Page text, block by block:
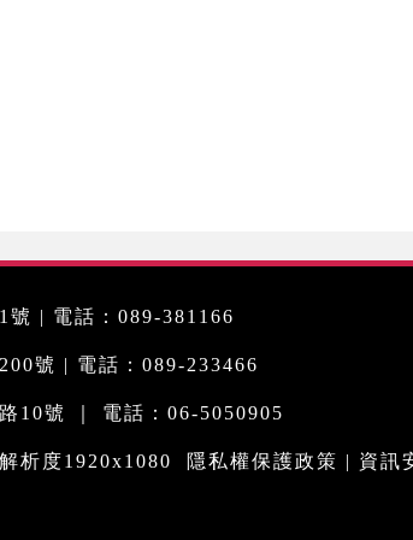
號 | 電話：089-381166
號 | 電話：089-233466
10號 ｜ 電話：06-5050905
析度1920x1080 隱私權保護政策 | 資訊